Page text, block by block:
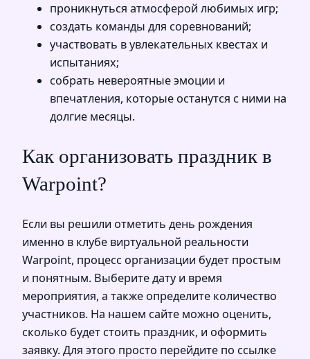
проникнуться атмосферой любимых игр;
создать команды для соревнований;
участвовать в увлекательных квестах и
испытаниях;
собрать невероятные эмоции и
впечатления, которые останутся с ними на
долгие месяцы.
Как организовать праздник в
Warpoint?
Если вы решили отметить день рождения
именно в клубе виртуальной реальности
Warpoint, процесс организации будет простым
и понятным. Выберите дату и время
мероприятия, а также определите количество
участников. На нашем сайте можно оценить,
сколько будет стоить праздник, и оформить
заявку. Для этого просто перейдите по ссылке